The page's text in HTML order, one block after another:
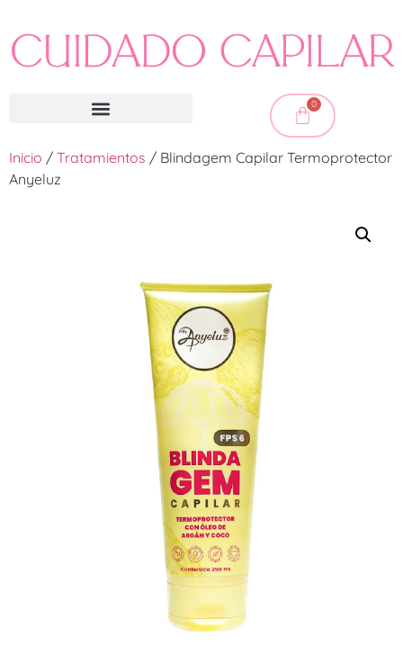
0
Inicio / Tratamientos / Blindagem Capilar Termoprotector
Anyeluz